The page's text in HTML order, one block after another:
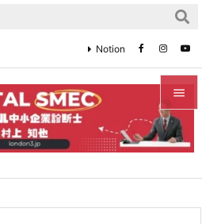


メニュ

Notion